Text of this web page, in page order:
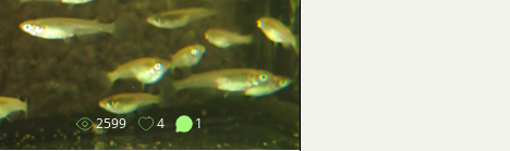
Zdjęcie
2599 4 1